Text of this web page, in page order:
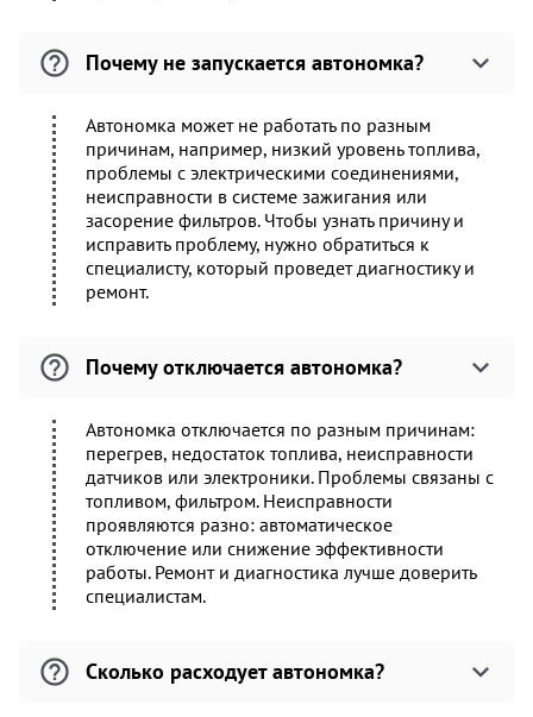
Почему не запускается автономка?
Автономка может не работать по разным
причинам, например, низкий уровень топлива,
проблемы с электрическими соединениями,
неисправности в системе зажигания или
засорение фильтров. Чтобы узнать причину и
исправить проблему, нужно обратиться к
специалисту, который проведет диагностику и
ремонт.
Почему отключается автономка?
Автономка отключается по разным причинам:
перегрев, недостаток топлива, неисправности
датчиков или электроники. Проблемы связаны с
топливом, фильтром. Неисправности
проявляются разно: автоматическое
отключение или снижение эффективности
работы. Ремонт и диагностика лучше доверить
специалистам.
Сколько расходует автономка?